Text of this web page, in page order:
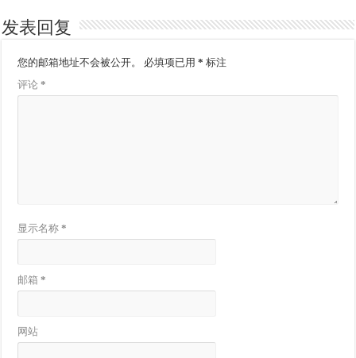
发表回复
您的邮箱地址不会被公开。 必填项已用* 标注
评论*
显示名称*
邮箱*
网站